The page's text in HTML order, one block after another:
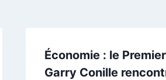
Économie : le
Garry Conille